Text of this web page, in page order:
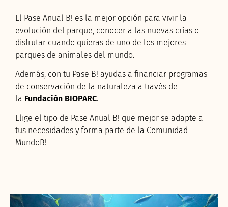
El Pase Anual B! es la mejor opción para vivir la
evolución del parque, conocer a las nuevas crías o
disfrutar cuando quieras de uno de los mejores
parques de animales del mundo.
Además, con tu Pase B! ayudas a financiar programas
de conservación de la naturaleza a través de
la Fundación BIOPARC.
Elige el tipo de Pase Anual B! que mejor se adapte a
tus necesidades y forma parte de la Comunidad
MundoB!